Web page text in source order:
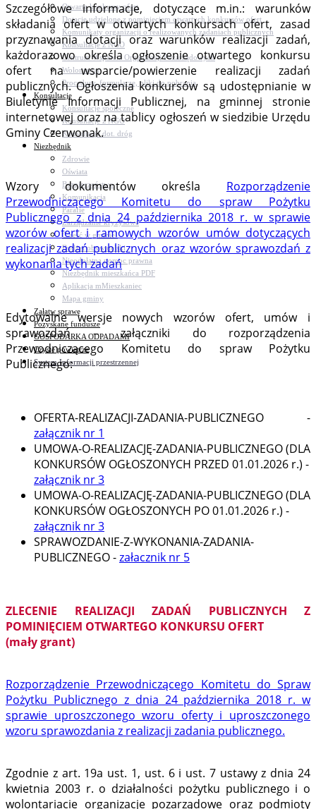
Otwarte konkursy ofert
Dotacje udzielone z pominięciem otwartych konkursów ofert
Komunikaty organizacji o realizowanych zadaniach publicznych
Konsultacje z NGO
Centrum Wsparcia Organizacji Pozarządowych
Wolontariat
Procedury, formularze, pliki do pobrania
Konsultacje
Konsultacje społeczne
Konsultacje z NGO
Konsultacje dot. dróg
Niezbędnik
Zdrowie
Oświata
Bezpieczeństwo
Komunikacja
Parafie
Zarządzanie kryzysowe
C.ześć w gminie!
Budżet obywatelski
Nieodpłatna pomoc prawna
Niezbędnik mieszkańca PDF
Aplikacja mMieszkaniec
Mapa gminy
Załatw sprawę
Pozyskane fundusze
GOSPODARKA ODPADAMI
Czyste powietrze
System Informacji przestrzennej
Szczegółowe informacje, dotyczące m.in.: warunków
składania ofert w otwartych konkursach ofert, zasad
przyznawania dotacji oraz warunków realizacji zadań,
każdorazowo określa ogłoszenie otwartego konkursu
ofert na wsparcie/powierzenie realizacji zadań
publicznych. Ogłoszenia konkursów są udostępnianie w
Biuletynie Informacji Publicznej, na gminnej stronie
internetowej oraz na tablicy ogłoszeń w siedzibie Urzędu
Gminy Czerwonak.
Wzory dokumentów określa Rozporządzenie
Przewodniczącego Komitetu do spraw Pożytku
Publicznego z dnia 24 października 2018 r. w sprawie
wzorów ofert i ramowych wzorów umów dotyczących
realizacji zadań publicznych oraz wzorów sprawozdań z
wykonania tych zadań
Edytowalne wersje nowych wzorów ofert, umów i
sprawozdań – załączniki do rozporządzenia
Przewodniczącego Komitetu do spraw Pożytku
Publicznego:
OFERTA-REALIZACJI-ZADANIA-PUBLICZNEGO -
załącznik nr 1
UMOWA-O-REALIZACJĘ-ZADANIA-PUBLICZNEGO (DLA
KONKURSÓW OGŁOSZONYCH PRZED 01.01.2026 r.) -
załącznik nr 3
UMOWA-O-REALIZACJĘ-ZADANIA-PUBLICZNEGO (DLA
KONKURSÓW OGŁOSZONYCH PO 01.01.2026 r.) -
załącznik nr 3
SPRAWOZDANIE-Z-WYKONANIA-ZADANIA-
PUBLICZNEGO -załacznik nr 5
ZLECENIE REALIZACJI ZADAŃ PUBLICZNYCH Z
POMINIĘCIEM OTWARTEGO KONKURSU OFERT
(mały grant)
Rozporządzenie Przewodniczącego Komitetu do Spraw
Pożytku Publicznego z dnia 24 października 2018 r. w
sprawie uproszczonego wzoru oferty i uproszczonego
wzoru sprawozdania z realizacji zadania publicznego.
Zgodnie z art. 19a ust. 1, ust. 6 i ust. 7 ustawy z dnia 24
kwietnia 2003 r. o działalności pożytku publicznego i o
wolontariacie organizacje pozarządowe oraz podmioty